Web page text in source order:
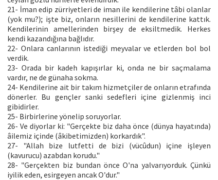
21- İman edip zürriyetleri de iman ile kendilerine tâbi olanlar
(yok mu?); işte biz, onların nesillerini de kendilerine kattık.
Kendilerinin amellerinden birşey de eksiltmedik. Herkes
kendi kazandığına bağlıdır.
22- Onlara canlarının istediği meyvalar ve etlerden bol bol
verdik.
23- Orada bir kadeh kapışırlar ki, onda ne bir saçmalama
vardır, ne de günaha sokma.
24- Kendilerine ait bir takım hizmetçiler de onların etrafında
dönerler. Bu gençler sanki sedefleri içine gizlenmiş inci
gibidirler.
25- Birbirlerine yönelip soruyorlar.
26- Ve diyorlar ki: "Gerçekte biz daha önce (dünya hayatında)
âilemiz içinde (âkibetimizden) korkardık".
27- "Allah bize lutfetti de bizi (vücûdun) içine işleyen
(kavurucu) azabdan korudu."
28- "Gerçekten biz bundan önce O'na yalvarıyorduk. Çünkü
iyilik eden, esirgeyen ancak O'dur."